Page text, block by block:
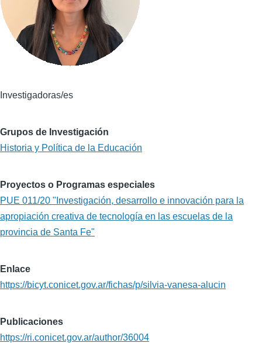
navegación
Investigadoras/es
Grupos de Investigación
Historia y Política de la Educación
Proyectos o Programas especiales
PUE 011/20 "Investigación, desarrollo e innovación para la
apropiación creativa de tecnología en las escuelas de la
provincia de Santa Fe"
Enlace
https://bicyt.conicet.gov.ar/fichas/p/silvia-vanesa-alucin
Publicaciones
https://ri.conicet.gov.ar/author/36004